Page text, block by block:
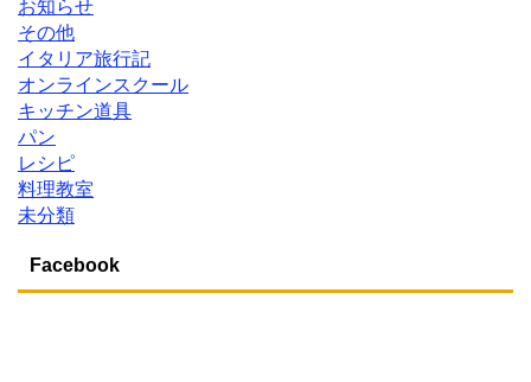
お知らせ
その他
イタリア旅行記
オンラインスクール
キッチン道具
パン
レシピ
料理教室
未分類
Facebook